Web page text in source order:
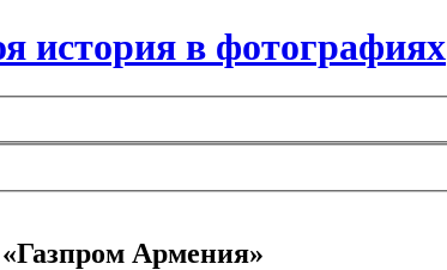
история в фотографиях
Армения»